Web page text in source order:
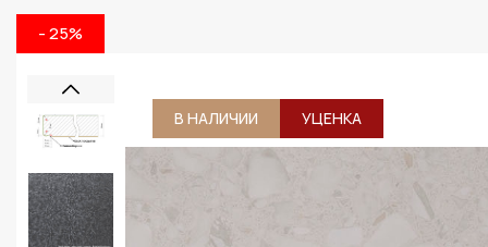
- 25%
В НАЛИЧИИ УЦЕНКА